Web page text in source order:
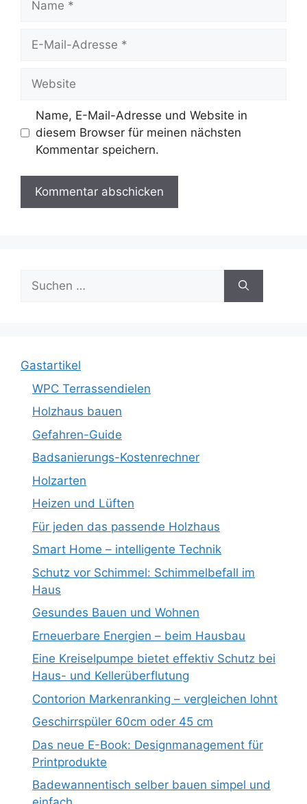
Mail-
Name, E-Mail-Adresse und Website in
diesem Browser für meinen nächsten
Kommentar speichern.
Suche
nach:
Gastartikel
WPC Terrassendielen
Holzhaus bauen
Gefahren-Guide
Badsanierungs-Kostenrechner
Holzarten
Heizen und Lüften
Für jeden das passende Holzhaus
Smart Home – intelligente Technik
Schutz vor Schimmel: Schimmelbefall im
Haus
Gesundes Bauen und Wohnen
Erneuerbare Energien – beim Hausbau
Eine Kreiselpumpe bietet effektiv Schutz bei
Haus- und Kellerüberflutung
Contorion Markenranking – vergleichen lohnt
Geschirrspüler 60cm oder 45 cm
Das neue E-Book: Designmanagement für
Printprodukte
Badewannentisch selber bauen simpel und